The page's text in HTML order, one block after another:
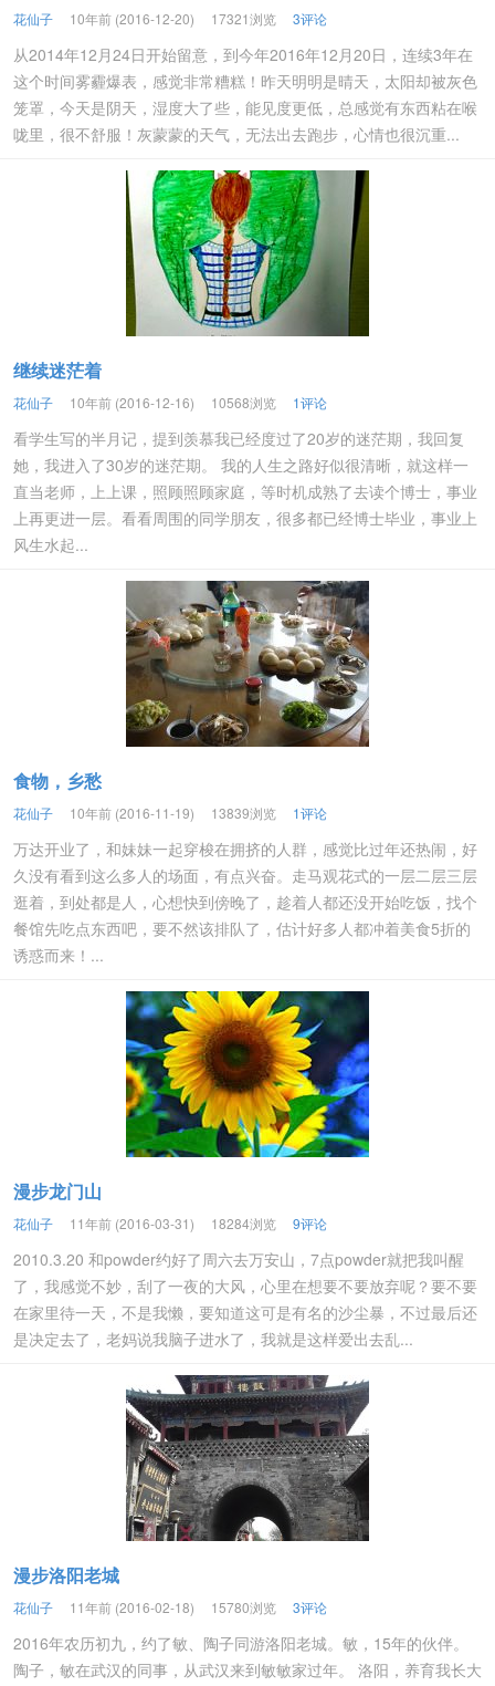
花仙子 10年前 (2016-12-20) 17321浏览 3评论
从2014年12月24日开始留意，到今年2016年12月20日，连续3年在
这个时间雾霾爆表，感觉非常糟糕！昨天明明是晴天，太阳却被灰色
笼罩，今天是阴天，湿度大了些，能见度更低，总感觉有东西粘在喉
咙里，很不舒服！灰蒙蒙的天气，无法出去跑步，心情也很沉重...
继续迷茫着
花仙子 10年前 (2016-12-16) 10568浏览 1评论
看学生写的半月记，提到羡慕我已经度过了20岁的迷茫期，我回复
她，我进入了30岁的迷茫期。 我的人生之路好似很清晰，就这样一
直当老师，上上课，照顾照顾家庭，等时机成熟了去读个博士，事业
上再更进一层。看看周围的同学朋友，很多都已经博士毕业，事业上
风生水起...
食物，乡愁
花仙子 10年前 (2016-11-19) 13839浏览 1评论
万达开业了，和妹妹一起穿梭在拥挤的人群，感觉比过年还热闹，好
久没有看到这么多人的场面，有点兴奋。走马观花式的一层二层三层
逛着，到处都是人，心想快到傍晚了，趁着人都还没开始吃饭，找个
餐馆先吃点东西吧，要不然该排队了，估计好多人都冲着美食5折的
诱惑而来！...
漫步龙门山
花仙子 11年前 (2016-03-31) 18284浏览 9评论
2010.3.20 和powder约好了周六去万安山，7点powder就把我叫醒
了，我感觉不妙，刮了一夜的大风，心里在想要不要放弃呢？要不要
在家里待一天，不是我懒，要知道这可是有名的沙尘暴，不过最后还
是决定去了，老妈说我脑子进水了，我就是这样爱出去乱...
漫步洛阳老城
花仙子 11年前 (2016-02-18) 15780浏览 3评论
2016年农历初九，约了敏、陶子同游洛阳老城。敏，15年的伙伴。
陶子，敏在武汉的同事，从武汉来到敏敏家过年。 洛阳，养育我长大